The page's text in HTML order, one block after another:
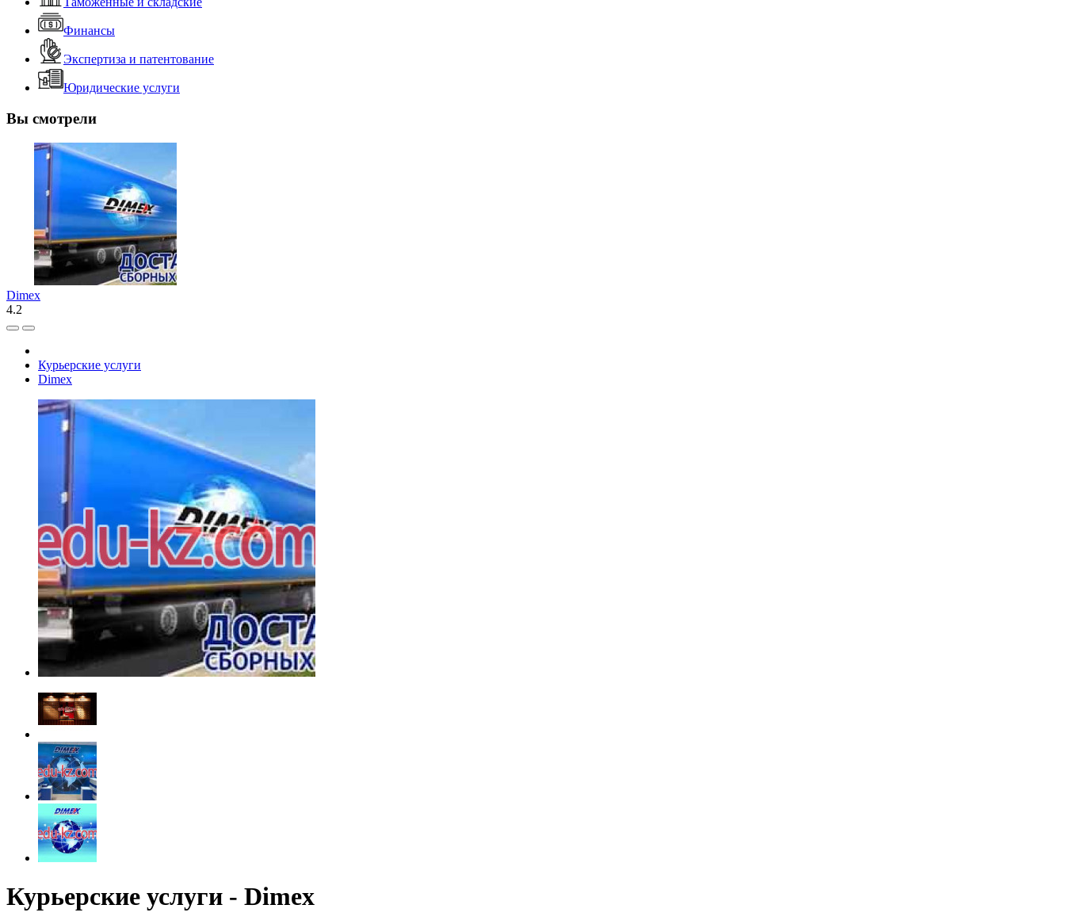
Финансы
Экспертиза и патентование
Юридические услуги
Вы смотрели
Dimex
4.2
Курьерские услуги
Dimex
Курьерские услуги - Dimex